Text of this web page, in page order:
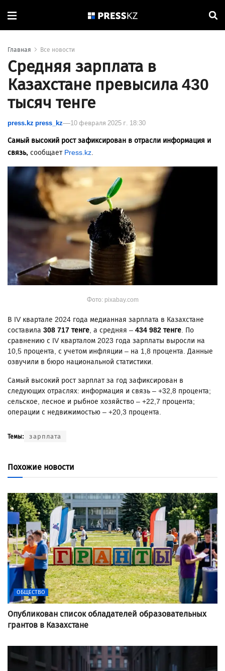
Главная Все новости
Средняя зарплата в
Казахстане превысила 430
тысяч тенге
press.kz press_kz 10 февраля 2025 г. 18:30
Самый высокий рост зафиксирован в отрасли информация и
связь, сообщает Press.kz.
Фото: pixabay.com
В IV квартале 2024 года медианная зарплата в Казахстане
составила 308 717 тенге, а средняя – 434 982 тенге. По
сравнению с IV кварталом 2023 года зарплаты выросли на
10,5 процента, с учетом инфляции – на 1,8 процента. Данные
озвучили в бюро национальной статистики.
Самый высокий рост зарплат за год зафиксирован в
следующих отраслях: информация и связь – +32,8 процента;
cельское, лесное и рыбное хозяйство – +22,7 процента;
операции с недвижимостью – +20,3 процента.
Темы: зарплата
Похожие новости
ОБЩЕСТВО
Опубликован список обладателей образовательных
грантов в Казахстане